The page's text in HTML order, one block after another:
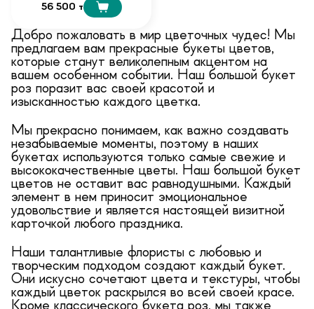
56 500 т
Добро пожаловать в мир цветочных чудес! Мы
предлагаем вам прекрасные букеты цветов,
которые станут великолепным акцентом на
вашем особенном событии. Наш большой букет
роз поразит вас своей красотой и
изысканностью каждого цветка.
Мы прекрасно понимаем, как важно создавать
незабываемые моменты, поэтому в наших
букетах используются только самые свежие и
высококачественные цветы. Наш большой букет
цветов не оставит вас равнодушными. Каждый
элемент в нем приносит эмоциональное
удовольствие и является настоящей визитной
карточкой любого праздника.
Наши талантливые флористы с любовью и
творческим подходом создают каждый букет.
Они искусно сочетают цвета и текстуры, чтобы
каждый цветок раскрылся во всей своей красе.
Кроме классического букета роз, мы также